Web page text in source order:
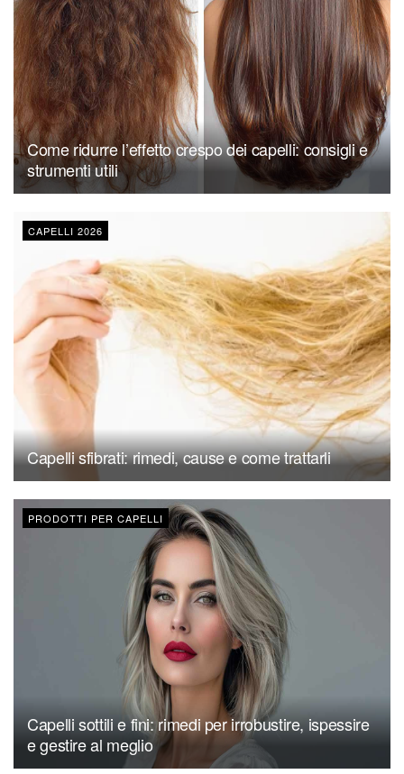
Come ridurre l’effetto crespo dei capelli: consigli e
strumenti utili
CAPELLI 2026
Capelli sfibrati: rimedi, cause e come trattarli
PRODOTTI PER CAPELLI
Capelli sottili e fini: rimedi per irrobustire, ispessire
e gestire al meglio